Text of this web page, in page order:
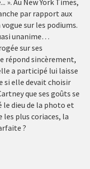
par rapport aux
sur les podiums.
unanime…
sur ses
répond sincèrement,
a participé lui laisse
si elle devait choisir
que ses goûts se
le dieu de la photo et
les plus coriaces, la
?